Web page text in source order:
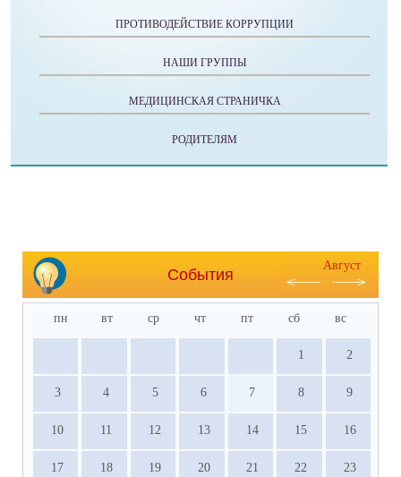
ПРОТИВОДЕЙСТВИЕ КОРРУПЦИИ
НАШИ ГРУППЫ
МЕДИЦИНСКАЯ СТРАНИЧКА
РОДИТЕЛЯМ
События
Август
пн вт ср чт пт сб вс
1 2
3 4 5 6 7 8 9
10 11 12 13 14 15 16
17 18 19 20 21 22 23